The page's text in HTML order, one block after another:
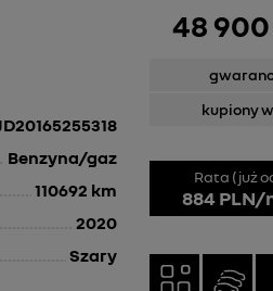
Benzyna/gaz
110692 km
2020
Szary
48
kupiony
Rata (już
884 PLN/